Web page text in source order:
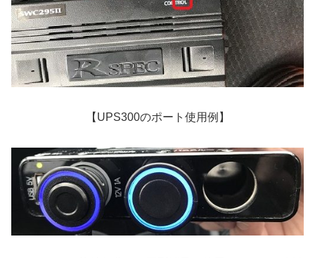
【UPS300のポート使用例】